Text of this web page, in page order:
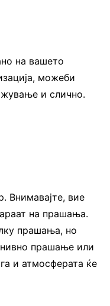
на вашето
можеби
и слично.
Внимавајте, вие
на прашања.
прашања, но
прашање или
и атмосферата ќе